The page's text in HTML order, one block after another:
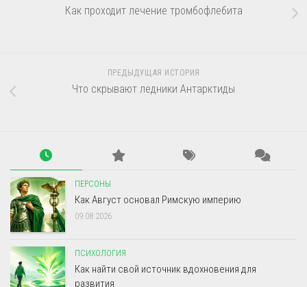
Как проходит лечение тромбофлебита
ПРЕДЫДУЩАЯ ИСТОРИЯ
Что скрывают ледники Антарктиды
ПЕРСОНЫ
Как Август основал Римскую империю
09.08.2026
ПСИХОЛОГИЯ
Как найти свой источник вдохновения для
развития